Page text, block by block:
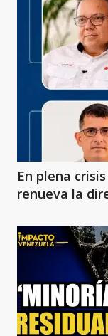
En plena
renueva la